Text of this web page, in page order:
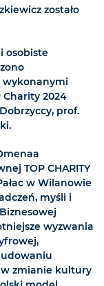
zostało
osobiste
wykonanymi
Charity 2024
prof.
TOP CHARITY
w Wilanowie
myśli i
wyzwania
zmianie kultury